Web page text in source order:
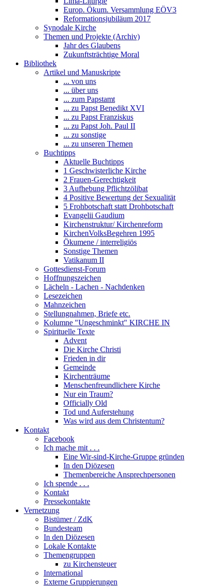
Europ. Ökum. Versammlung EÖV3
Reformationsjubiläum 2017
Synodale Kirche
Themen und Projekte (Archiv)
Jahr des Glaubens
Zukunftsträchtige Moral
Bibliothek
Artikel und Manuskripte
... von uns
... über uns
... zum Papstamt
... zu Papst Benedikt XVI
... zu Papst Franziskus
... zu Papst Joh. Paul II
... zu sonstige
... zu unseren Themen
Buchtipps
Aktuelle Buchtipps
1 Geschwisterliche Kirche
2 Frauen-Gerechtigkeit
3 Aufhebung Pflichtzölibat
4 Positive Bewertung der Sexualität
5 Frohbotschaft statt Drohbotschaft
Evangelii Gaudium
Kirchenstruktur/ Kirchenreform
KirchenVolksBegehren 1995
Ökumene / interreligiös
Sonstige Themen
Vatikanum II
Gottesdienst-Forum
Hoffnungszeichen
Lächeln - Lachen - Nachdenken
Lesezeichen
Mahnzeichen
Stellungnahmen, Briefe etc.
Kolumne "Ungeschminkt" KIRCHE IN
Spirituelle Texte
Advent
Die Kirche Christi
Frieden in dir
Gemeinde
Kirchenträume
Menschenfreundlichere Kirche
Nur ein Traum?
Officially Old
Tod und Auferstehung
Was wird aus dem Christentum?
Kontakt
Facebook
Ich mache mit . . .
Eine Wir-sind-Kirche-Gruppe gründen
In den Diözesen
Themenbereiche Ansprechpersonen
Ich spende . . .
Kontakt
Pressekontakte
Vernetzung
Bistümer / ZdK
Bundesteam
In den Diözesen
Lokale Kontakte
Themengruppen
zu Kirchensteuer
International
Externe Gruppierungen